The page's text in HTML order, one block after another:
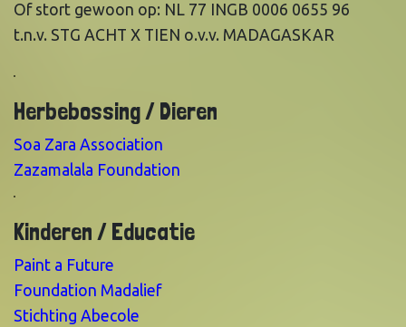
Of stort gewoon op: NL 77 INGB 0006 0655 96
t.n.v. STG ACHT X TIEN o.v.v. MADAGASKAR
Herbebossing / Dieren
Soa Zara Association
Zazamalala Foundation
Kinderen / Educatie
Paint a Future
Foundation Madalief
Stichting Abecole